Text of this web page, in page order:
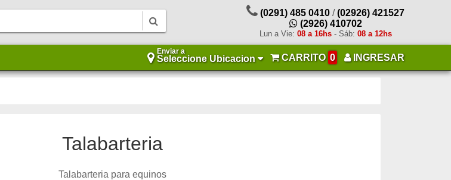
(0291) 485 0410 /(02926) 421527
(2926) 410702
Lun a Vie: 08 a 16hs- Sáb: 08 a 12hs
Enviar a
Seleccione Ubicacion CARRITO 0 INGRESAR
Talabarteria
Talabarteria para equinos